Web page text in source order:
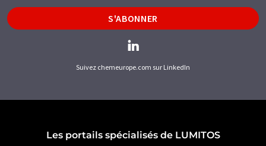
S'ABONNER
Suivez chemeurope.com sur LinkedIn
Les portails spécialisés de LUMITOS